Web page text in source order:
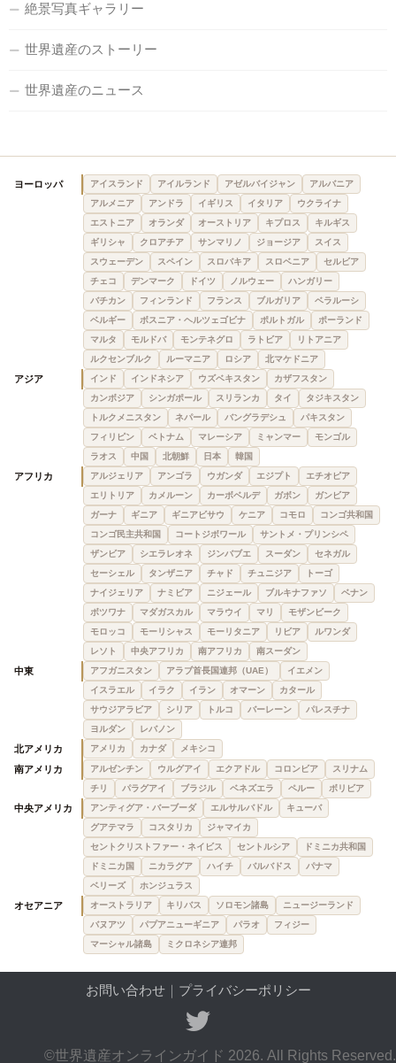
絶景写真ギャラリー
世界遺産のストーリー
世界遺産のニュース
ヨーロッパ アイスランド アイルランド アゼルバイジャン
アルバニア
アルメニア
アンドラ イギリス イタリア
ウクライナ
エストニア
オランダ オーストリア キプロス
キルギス
ギリシャ
クロアチア サンマリノ ジョージア
スイス
スウェーデン
スペイン スロバキア スロベニア
セルビア
チェコ
デンマーク ドイツ ノルウェー
ハンガリー
バチカン
フィンランド フランス ブルガリア
ベラルーシ
ベルギー
ボスニア・ヘルツェゴビナ ポルトガル
ポーランド
マルタ
モルドバ モンテネグロ ラトビア
リトアニア
ルクセンブルク
ルーマニア ロシア 北マケドニア
アジア インド インドネシア ウズベキスタン
カザフスタン
カンボジア
シンガポール スリランカ タイ
タジキスタン
トルクメニスタン
ネパール バングラデシュ
パキスタン
フィリピン
ベトナム マレーシア ミャンマー
モンゴル
ラオス
中国 北朝鮮 日本 韓国
アフリカ アルジェリア アンゴラ ウガンダ エジプト
エチオピア
エリトリア
カメルーン カーボベルデ ガボン
ガンビア
ガーナ
ギニア ギニアビサウ ケニア コモロ
コンゴ共和国
コンゴ民主共和国
コートジボワール
サントメ・プリンシペ
ザンビア
シエラレオネ ジンバブエ スーダン
セネガル
セーシェル
タンザニア チャド チュニジア
トーゴ
ナイジェリア
ナミビア ニジェール ブルキナファソ
ベナン
ボツワナ
マダガスカル マラウイ マリ
モザンビーク
モロッコ
モーリシャス モーリタニア リビア
ルワンダ
レソト
中央アフリカ 南アフリカ 南スーダン
中東 アフガニスタン アラブ首長国連邦（UAE）
イエメン
イスラエル
イラク イラン オマーン
カタール
サウジアラビア
シリア トルコ バーレーン
パレスチナ
ヨルダン
レバノン
北アメリカ アメリカ カナダ メキシコ
南アメリカ アルゼンチン ウルグアイ エクアドル コロンビア
スリナム
チリ
パラグアイ ブラジル ベネズエラ ペルー ボリビア
中央アメリカ アンティグア・バーブーダ エルサルバドル
キューバ
グアテマラ
コスタリカ
ジャマイカ
セントクリストファー・ネイビス
セントルシア
ドミニカ共和国
ドミニカ国
ニカラグア ハイチ バルバドス
パナマ
ベリーズ
ホンジュラス
オセアニア オーストラリア キリバス ソロモン諸島
ニュージーランド
バヌアツ
パプアニューギニア パラオ
フィジー
マーシャル諸島
ミクロネシア連邦
お問い合わせ｜ プライバシーポリシー
©世界遺産オンラインガイド 2026. All Rights Reserved.